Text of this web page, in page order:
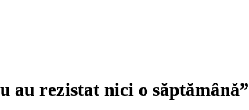
au rezistat nici o săptămână”